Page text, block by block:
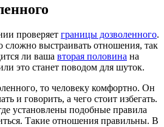
проверяет границы дозволенного.
сложно выстраивать отношения, так
ли ваша вторая половина на
это станет поводом для шуток.
то человеку комфортно. Он
и говорить, а чего стоит избегать.
установлены подобные правила
Такие отношения правильны. В